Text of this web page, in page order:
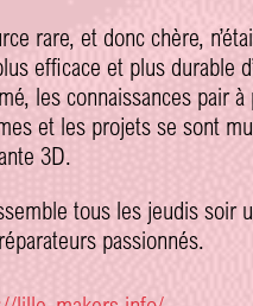
rare, et donc chère,
efficace et plus durable
les connaissances pair
et les projets se sont
3D.
tous les jeudis soir
passionnés.